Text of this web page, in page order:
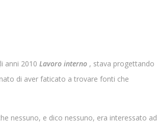
anni 2010 Lavoro interno , stava progettando
di aver faticato a trovare fonti che
nessuno, e dico nessuno, era interessato ad